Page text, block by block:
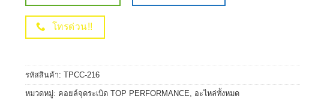
โทรด่วน!!
รหัสสินค้า: TPCC-216
หมวดหมู่: คอยล์จุดระเบิด TOP PERFORMANCE, อะไหล่ทั้งหมด